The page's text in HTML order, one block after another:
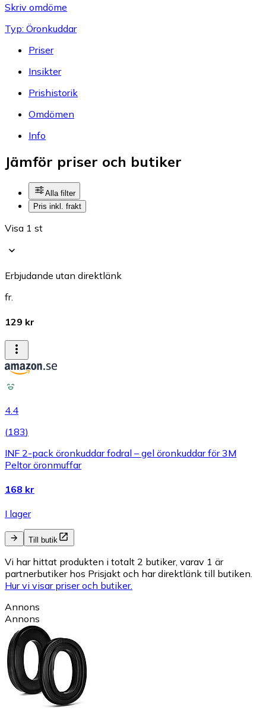
Skriv omdöme
Typ: Öronkuddar
Priser
Insikter
Prishistorik
Omdömen
Info
Jämför priser och butiker
Alla filter
Pris inkl. frakt
Visa 1 st
Erbjudande utan direktlänk
fr.
129 kr
4.4
(183)
INF 2-pack öronkuddar fodral – gel öronkuddar för 3M
Peltor öronmuffar
168 kr
I lager
Till butik
Vi har hittat produkten i totalt 2 butiker, varav 1 är
partnerbutiker hos Prisjakt och har direktlänk till butiken.
Hur vi visar priser och butiker.
Annons
Annons